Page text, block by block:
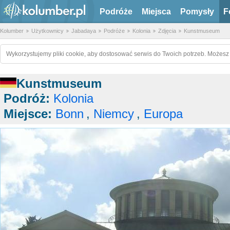
Podróże Miejsca Pomysły
Kolumber Użytkownicy Jabadaya Podróże Kolonia Zdjęcia Kunstmuseum
Wykorzystujemy pliki cookie, aby dostosować serwis do Twoich potrzeb.
Kunstmuseum
Podróż: Kolonia
Miejsce: Bonn , Niemcy , Europa